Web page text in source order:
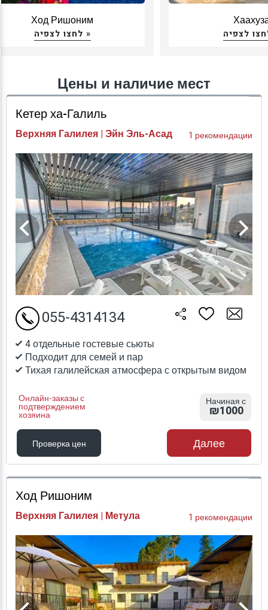
Ход Ришоним
לחצו לצפיה »
Цены и наличие мест
Кетер ха-Галиль
Верхняя Галилея | Эйн Эль-Асад 1 рекомендации
4 отдельные гостевые сьюты
Подходит для семей и пар
Тихая галилейская атмосфера с открытым видом
Онлайн-заказы с
подтверждением
хозяина
055-4314134
Начиная с
₪1000
Проверка цен
Проверка цен
Далее
Ход Ришоним
Верхняя Галилея | Метула 1 рекомендации